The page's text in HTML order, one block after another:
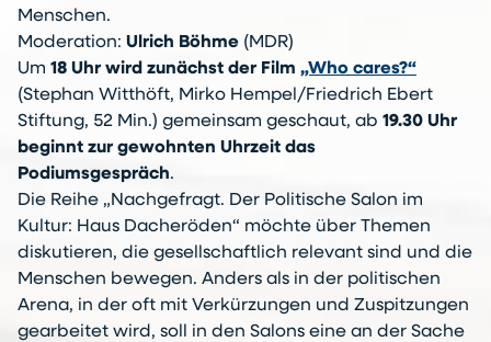
Menschen.
Moderation: Ulrich Böhme (MDR)
Um 18 Uhr wird zunächst der Film „Who cares?“
(Stephan Witthöft, Mirko Hempel/Friedrich Ebert
Stiftung, 52 Min.) gemeinsam geschaut, ab 19.30 Uhr
beginnt zur gewohnten Uhrzeit das
Podiumsgespräch.
Die Reihe „Nachgefragt. Der Politische Salon im
Kultur: Haus Dacheröden“ möchte über Themen
diskutieren, die gesellschaftlich relevant sind und die
Menschen bewegen. Anders als in der politischen
Arena, in der oft mit Verkürzungen und Zuspitzungen
gearbeitet wird, soll in den Salons eine an der Sache